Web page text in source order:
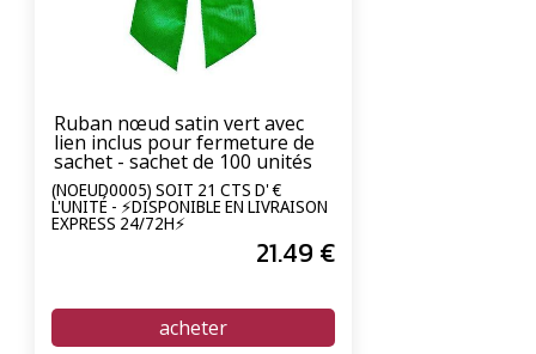
Ruban nœud satin vert avec
lien inclus pour fermeture de
sachet - sachet de 100 unités
(NOEUD0005) SOIT 21 CTS D' €
L'UNITÉ - ⚡DISPONIBLE EN LIVRAISON
EXPRESS 24/72H⚡
21.49 €